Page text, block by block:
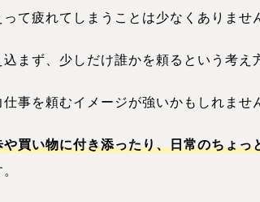
て疲れてしまうことは少なくありませ
まず、少しだけ誰かを頼るという考え
事を頼むイメージが強いかもしれませ
買い物に付き添ったり、日常のちょ